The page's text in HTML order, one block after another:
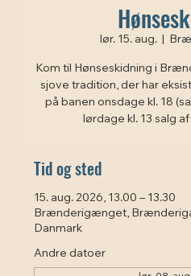
lør. 15. aug.
  |
Kom til Hønseskidning i
sjove tradition, der har
på banen onsdage kl. 18
lørdage kl. 13 salg
Tid og sted
15. aug. 2026, 13.00 – 13.30
Brænderigænget,
Danmark
Andre datoer